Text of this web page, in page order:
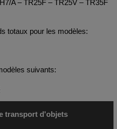
A – TR25F – TR25V – TR35F
totaux pour les modèles:
suivants:
transport d'objets